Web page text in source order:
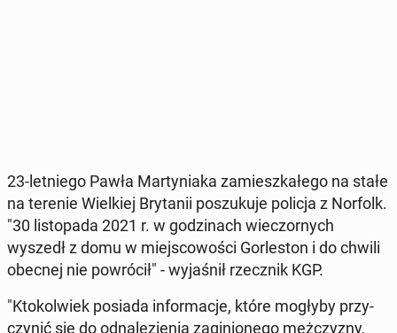
23-let­nie­go Pawła Mar­ty­nia­ka za­miesz­ka­łe­go na stałe
na terenie Wiel­kiej Bry­ta­nii po­szu­ku­je policja z Norfolk.
"30 li­sto­pa­da 2021 r. w go­dzi­nach wie­czor­nych
wyszedł z domu w miej­sco­wo­ści Gor­le­ston i do chwili
obecnej nie po­wró­cił" - wy­ja­śnił rzecz­nik KGP.
"Kto­kol­wiek posiada in­for­ma­cje, które mogłyby przy­
czy­nić się do od­na­le­zie­nia za­gi­nio­ne­go męż­czy­zny,